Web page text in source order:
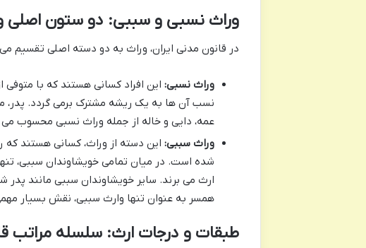
وراث نسبی و سببی: دو ستون اصلی
در قانون مدنی ایران، وراث به دو دسته اصلی تقسیم
وراث نسبی: این افراد کسانی هستند که با متوفی
نسب آن ها به یک ریشه مشترک برمی گردد. پدر،
عمه، دایی و خاله از جمله وراث نسبی محسوب
وراث سببی: این دسته از وراث، کسانی هستند که
شده است. در میان تمامی خویشاوندان سببی،
ارث می برند. سایر خویشاوندان سببی مانند پدر
همسر به عنوان تنها وارث سببی، نقش بسیار
طبقات و درجات ارث: سلسله مراتب